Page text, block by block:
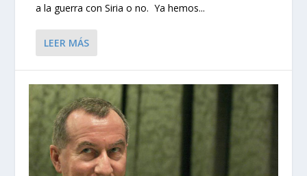
a la guerra con Siria o no. Ya hemos...
LEER MÁS